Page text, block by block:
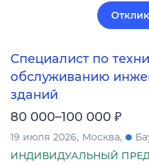
Специалист по
обслуживанию
зданий
80 000–100 000 ₽
19 июля 2026 Москва
ИНДИВИДУАЛЬНЫЙ